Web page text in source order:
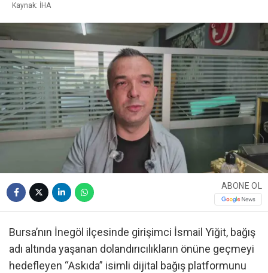
Kaynak: İHA
ABONE OL
Bursa’nın İnegöl ilçesinde girişimci İsmail Yiğit, bağış
adı altında yaşanan dolandırıcılıkların önüne geçmeyi
hedefleyen “Askıda” isimli dijital bağış platformunu